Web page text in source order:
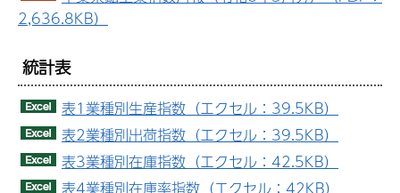
2,636.8KB）
統計表
表1業種別生産指数（エクセル：39.5KB）
表2業種別出荷指数（エクセル：39.5KB）
表3業種別在庫指数（エクセル：42.5KB）
表4業種別在庫率指数（エクセル：42KB）